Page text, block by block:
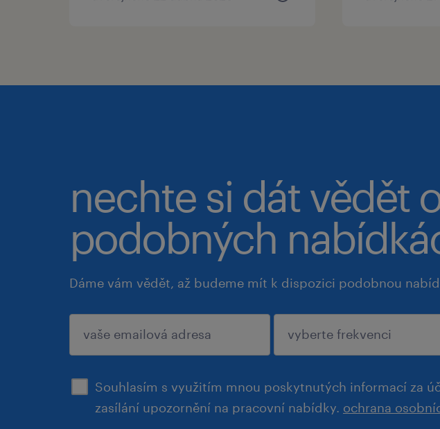
nechte si dát vědět
podobných
Dáme vám vědět, až budeme mít k dispozici podobnou
Souhlasím s využitím mnou poskytnutých informací za
zasílání upozornění na pracovní nabídky. ochrana
potvrdit